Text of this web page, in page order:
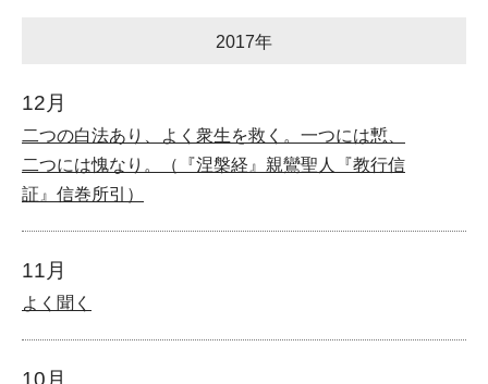
2017年
12月
二つの白法あり、よく衆生を救く。一つには慙、
二つには愧なり。（『涅槃経』親鸞聖人『教行信
証』信巻所引）
11月
よく聞く
10月